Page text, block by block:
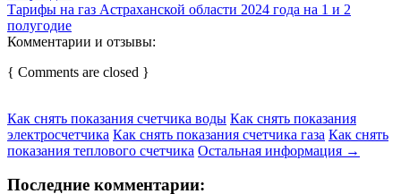
Тарифы на газ Астраханской области 2024 года на 1 и 2
полугодие
Комментарии и отзывы:
{ Comments are closed }
Как снять показания счетчика воды Как снять показания
электросчетчика Как снять показания счетчика газа Как снять
показания теплового счетчика Остальная информация →
Последние комментарии: